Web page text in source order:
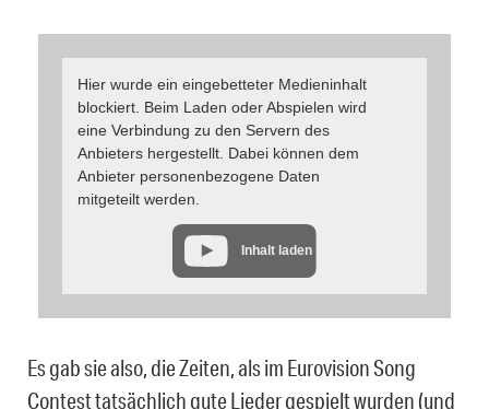
Hier wurde ein eingebetteter Medieninhalt
blockiert. Beim Laden oder Abspielen wird
eine Verbindung zu den Servern des
Anbieters hergestellt. Dabei können dem
Anbieter personenbezogene Daten
mitgeteilt werden.
Inhalt laden
Es gab sie also, die Zeiten, als im Eurovision Song
Contest tatsächlich gute Lieder gespielt wurden (und